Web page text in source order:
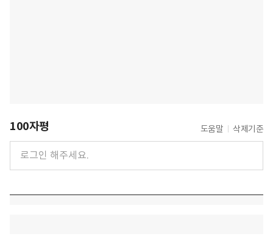
100자평 도움말 삭제기준